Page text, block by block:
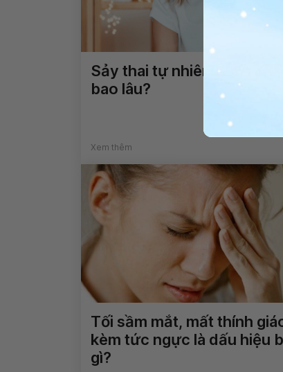
Sảy thai tự nhiên ra máu
bao lâu?
Xem thêm
Tối sầm mắt, mất thính
kèm tức ngực là dấu hiệu
gì?